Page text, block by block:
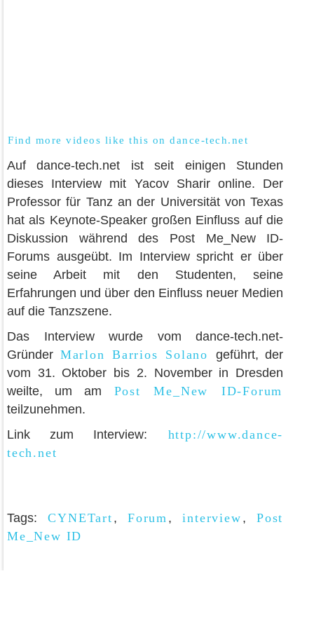
Find more videos like this on dance-tech.net
Auf dance-tech.net ist seit einigen Stunden
dieses Interview mit Yacov Sharir online. Der
Professor für Tanz an der Universität von Texas
hat als Keynote-Speaker großen Einfluss auf die
Diskussion während des Post Me_New ID-
Forums ausgeübt. Im Interview spricht er über
seine Arbeit mit den Studenten, seine
Erfahrungen und über den Einfluss neuer Medien
auf die Tanzszene.
Das Interview wurde vom dance-tech.net-
Gründer Marlon Barrios Solano geführt, der
vom 31. Oktober bis 2. November in Dresden
weilte, um am Post Me_New ID-Forum
teilzunehmen.
Link zum Interview: http://www.dance-
tech.net
Tags: CYNETart , Forum , interview , Post
Me_New ID